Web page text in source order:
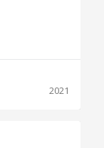
2021